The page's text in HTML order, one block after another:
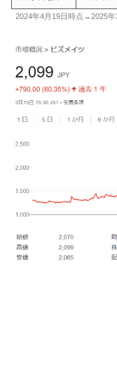
2024年4月19日時点→2025年